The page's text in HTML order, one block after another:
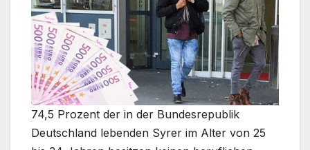
74,5 Prozent der in der Bundesrepublik
Deutschland lebenden Syrer im Alter von 25